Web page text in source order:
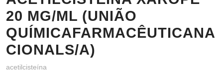
20 MG/ML (UNIÃO
QUÍMICAFARMACÊUTICANA
CIONALS/A)
acetilcisteína